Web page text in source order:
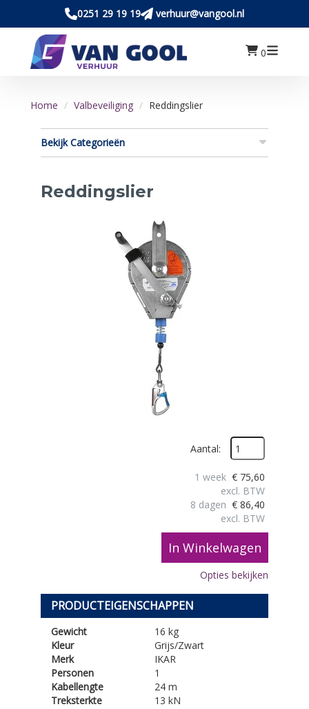
0251 29 19 19 verhuur@vangool.nl
0
Home Valbeveiliging Reddingslier
Bekijk Categorieën
Reddingslier
Aantal:
8 dagen € 86,40
excl. BTW
1 week € 75,60
excl. BTW
In Winkelwagen
Opties bekijken
PRODUCTEIGENSCHAPPEN
Gewicht
16 kg
Kleur
Grijs/Zwart
Merk
IKAR
Personen
1
Kabellengte
24 m
Treksterkte
13 kN